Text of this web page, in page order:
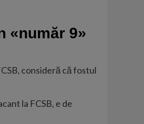
«număr 9»
consideră că fostul
la FCSB, e de